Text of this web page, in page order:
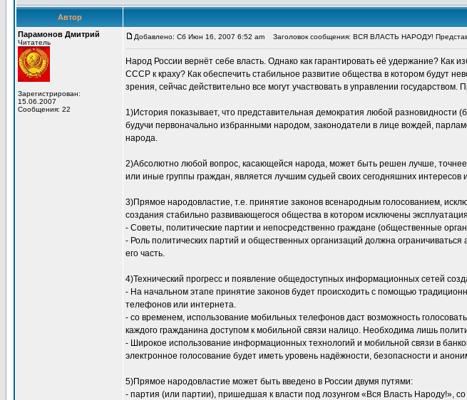
Автор
Парамонов Дмитрий
Читатель
Зарегистрирован:
15.06.2007
Сообщения: 22
Добавлено: Сб Июн 16, 2007 6:52 am Заголовок сообщения: ВСЯ ВЛАСТЬ НАРОДУ!
Народ России вернёт себе власть. Однако как гарантировать её удержание?
СССР к краху? Как обеспечить стабильное развитие общества в котором будут
зрения, сейчас действительно все могут участвовать в управлении
1)История показывает, что представительная демократия любой разновидности
будучи первоначально избранными народом, законодатели в лице вождей,
народа.
2)Абсолютно любой вопрос, касающейся народа, может быть решен лучше,
или иные группы граждан, является лучшим судьей своих сегодняшних интересов
3)Прямое народовластие, т.е. принятие законов всенародным голосованием,
создания стабильно развивающегося общества в котором исключены
- Советы, политические партии и непосредственно граждане (общественные
- Роль политических партий и общественных организаций должна
его часть.
4)Технический прогресс и появление общедоступных информационных сетей
- На начальном этапе принятие законов будет происходить с помощью
телефонов или интернета.
- со временем, использование мобильных телефонов даст возможность
каждого гражданина доступом к мобильной связи налицо. Необходима лишь
- Широкое использование информационных технологий и мобильной связи в
электронное голосование будет иметь уровень надёжности, безопасности и
5)Прямое народовластие может быть введено в России двумя путями:
- партия (или партии), пришедшая к власти под лозунгом «Вся Власть Народу!»,